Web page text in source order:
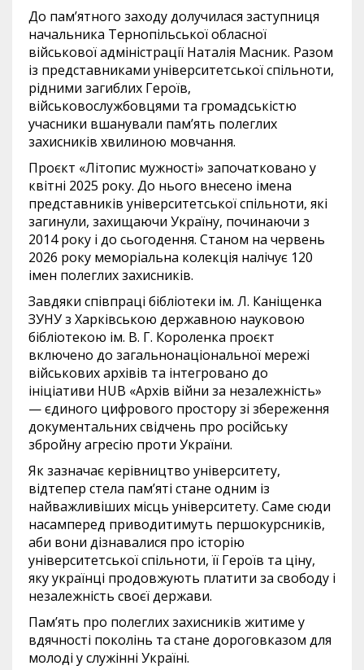
До пам’ятного заходу долучилася заступниця
начальника Тернопільської обласної
військової адміністрації Наталія Масник. Разом
із представниками університетської спільноти,
рідними загиблих Героїв,
військовослужбовцями та громадськістю
учасники вшанували пам’ять полеглих
захисників хвилиною мовчання.
Проєкт «Літопис мужності» започатковано у
квітні 2025 року. До нього внесено імена
представників університетської спільноти, які
загинули, захищаючи Україну, починаючи з
2014 року і до сьогодення. Станом на червень
2026 року меморіальна колекція налічує 120
імен полеглих захисників.
Завдяки співпраці бібліотеки ім. Л. Каніщенка
ЗУНУ з Харківською державною науковою
бібліотекою ім. В. Г. Короленка проєкт
включено до загальнонаціональної мережі
військових архівів та інтегровано до
ініціативи HUB «Архів війни за незалежність»
— єдиного цифрового простору зі збереження
документальних свідчень про російську
збройну агресію проти України.
Як зазначає керівництво університету,
відтепер стела пам’яті стане одним із
найважливіших місць університету. Саме сюди
насамперед приводитимуть першокурсників,
аби вони дізнавалися про історію
університетської спільноти, її Героїв та ціну,
яку українці продовжують платити за свободу і
незалежність своєї держави.
Пам’ять про полеглих захисників житиме у
вдячності поколінь та стане дороговказом для
молоді у служінні Україні.